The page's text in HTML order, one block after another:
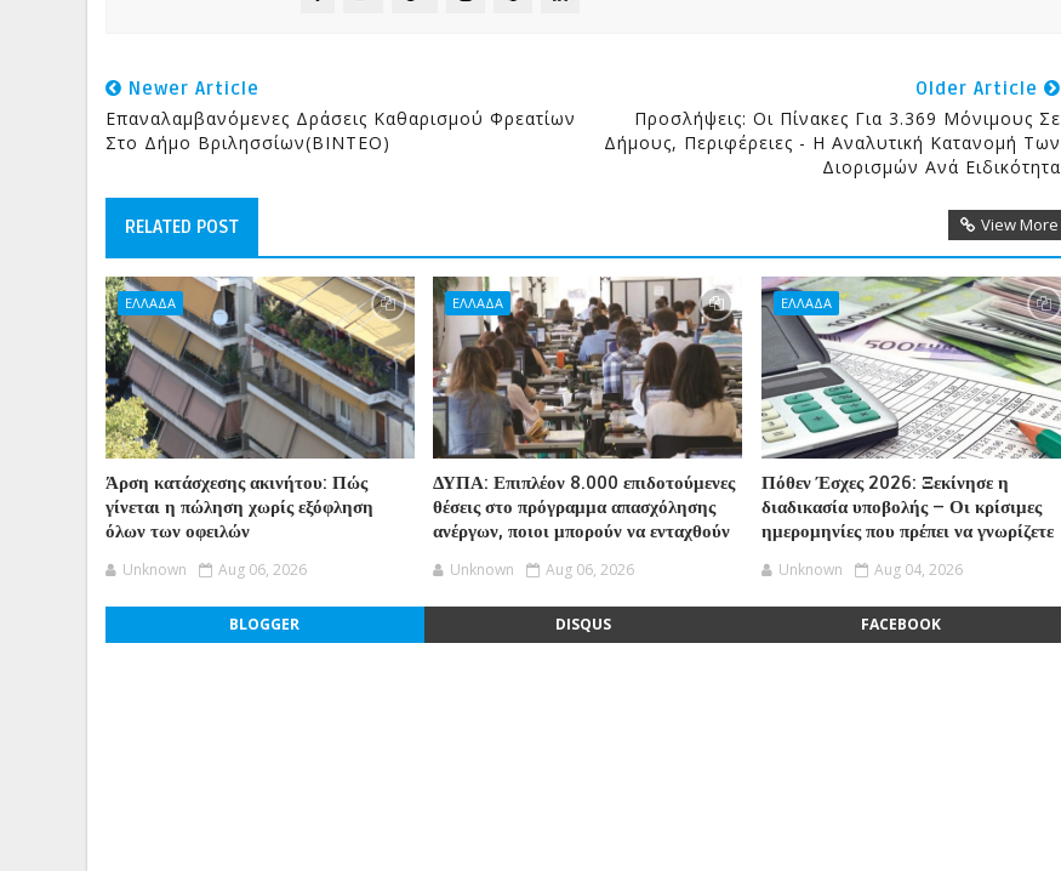
Newer Article
Επαναλαμβανόμενες Δράσεις Καθαρισμού Φρεατίων
Στο Δήμο Βριλησσίων(ΒΙΝΤΕΟ)
Older Article
Προσλήψεις: Οι Πίνακες Για 3.369 Μόνιμους Σε
Δήμους, Περιφέρειες - Η Αναλυτική Κατανομή Των
Διορισμών Ανά Ειδικότητα
RELATED POST View More
ΕΛΛΑΔΑ
Άρση κατάσχεσης ακινήτου: Πώς
γίνεται η πώληση χωρίς εξόφληση
όλων των οφειλών
Unknown Aug 06, 2026
ΕΛΛΑΔΑ
ΔΥΠΑ: Επιπλέον 8.000 επιδοτούμενες
θέσεις στο πρόγραμμα απασχόλησης
ανέργων, ποιοι μπορούν να ενταχθούν
Unknown Aug 06, 2026
ΕΛΛΑΔΑ
Πόθεν Έσχες 2026: Ξεκίνησε η
διαδικασία υποβολής – Οι κρίσιμες
ημερομηνίες που πρέπει να γνωρίζετε
Unknown Aug 04, 2026
BLOGGER DISQUS FACEBOOK